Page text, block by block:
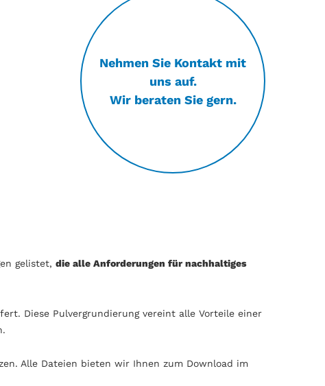
Nehmen Sie Kontakt mit
uns auf.
Wir beraten Sie gern.
gelistet, die alle Anforderungen für nachhaltiges
Diese Pulvergrundierung vereint alle Vorteile einer
Alle Dateien bieten wir Ihnen zum Download im